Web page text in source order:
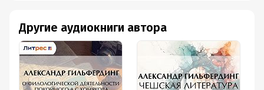
Другие аудиокниги автора